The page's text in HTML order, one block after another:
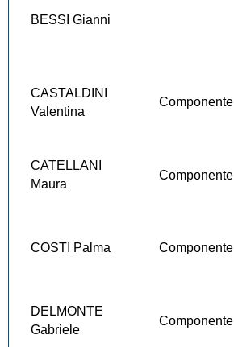
BESSI Gianni
CASTALDINI
Valentina
Componente
CATELLANI
Maura
Componente
COSTI Palma Componente
DELMONTE
Gabriele
Componente